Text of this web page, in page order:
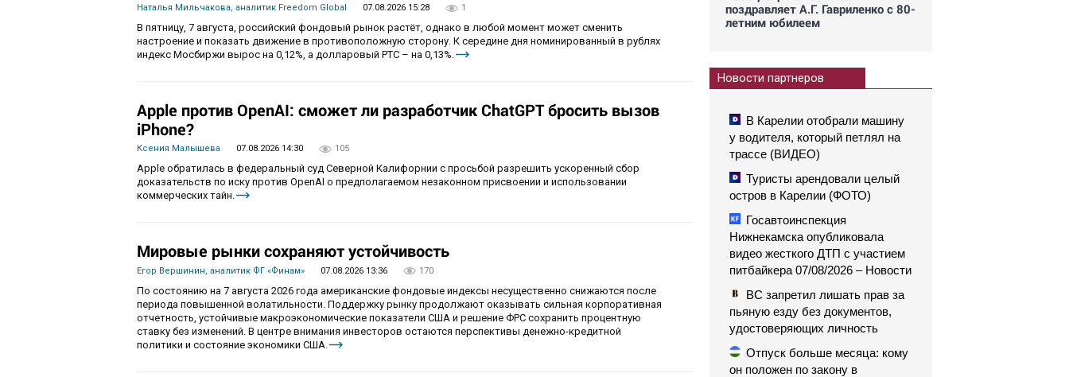
Наталья Мильчакова, аналитик Freedom Global 07.08.2026 15:28 1
В пятницу, 7 августа, российский фондовый рынок растёт, однако в любой момент может сменить
настроение и показать движение в противоположную сторону. К середине дня номинированный в рублях
индекс Мосбиржи вырос на 0,12%, а долларовый РТС – на 0,13%.
Apple против OpenAI: сможет ли разработчик ChatGPT бросить вызов
iPhone?
Ксения Малышева 07.08.2026 14:30 105
Apple обратилась в федеральный суд Северной Калифорнии с просьбой разрешить ускоренный сбор
доказательств по иску против OpenAI о предполагаемом незаконном присвоении и использовании
коммерческих тайн.
Мировые рынки сохраняют устойчивость
Егор Вершинин, аналитик ФГ «Финам» 07.08.2026 13:36 170
По состоянию на 7 августа 2026 года американские фондовые индексы несущественно снижаются после
периода повышенной волатильности. Поддержку рынку продолжают оказывать сильная корпоративная
отчетность, устойчивые макроэкономические показатели США и решение ФРС сохранить процентную
ставку без изменений. В центре внимания инвесторов остаются перспективы денежно-кредитной
политики и состояние экономики США.
поздравляет А.Г. Гавриленко с 80-
летним юбилеем
Новости партнеров
В Карелии отобрали машину
у водителя, который петлял на
трассе (ВИДЕО)
Туристы арендовали целый
остров в Карелии (ФОТО)
Госавтоинспекция
Нижнекамска опубликовала
видео жесткого ДТП с участием
питбайкера 07/08/2026 – Новости
ВС запретил лишать прав за
пьяную езду без документов,
удостоверяющих личность
Отпуск больше месяца: кому
он положен по закону в